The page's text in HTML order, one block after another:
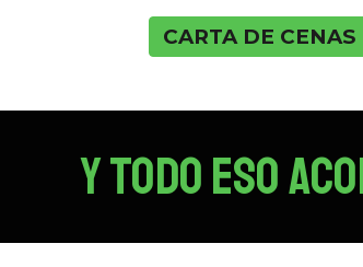
CARTA DE CENAS
Y TODO ESO